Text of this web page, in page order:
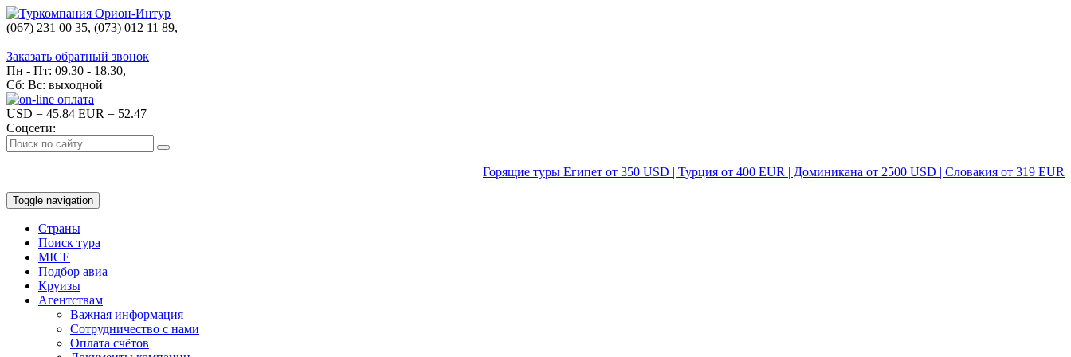
(067) 231 00 35, (073) 012 11 89,
Заказать обратный звонок
Пн - Пт: 09.30 - 18.30,
Сб: Вс: выходной
USD = 45.84 EUR = 52.47
Соцсети:
Горящие туры Египет от 350 USD | Турция от 400 EUR | Доминикана от 2500 USD | Словакия от 319 EUR
Toggle navigation
Страны
Поиск тура
MICE
Подбор авиа
Круизы
Агентствам
Важная информация
Сотрудничество с нами
Оплата счётов